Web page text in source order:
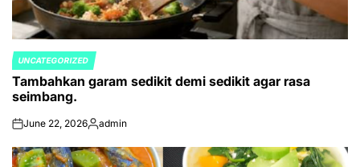
POSTED
IN
UNCATEGORIZED
Tambahkan garam sedikit demi sedikit agar rasa
seimbang.
onJune 22, 2026Posted
admin